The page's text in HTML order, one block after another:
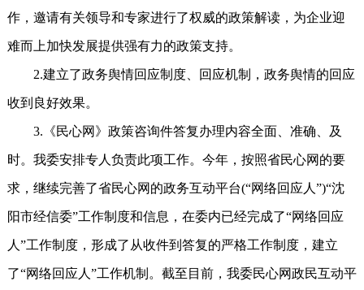
作，邀请有关领导和专家进行了权威的政策解读，为企业迎
难而上加快发展提供强有力的政策支持。
2.建立了政务舆情回应制度、回应机制，政务舆情的回应
收到良好效果。
3.《民心网》政策咨询件答复办理内容全面、准确、及
时。我委安排专人负责此项工作。今年，按照省民心网的要
求，继续完善了省民心网的政务互动平台(“网络回应人”)“沈
阳市经信委”工作制度和信息，在委内已经完成了“网络回应
人”工作制度，形成了从收件到答复的严格工作制度，建立
了“网络回应人”工作机制。截至目前，我委民心网政民互动平